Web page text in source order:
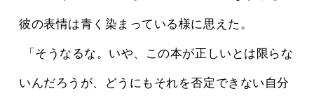
彼の表情は青く染まっている様に思えた。
いんだろうが、どうにもそれを否定できない自分